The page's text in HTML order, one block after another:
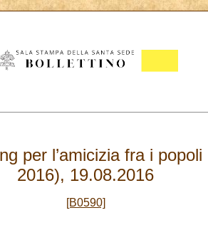
per l’amicizia fra i
2016), 19.08.2016
[B0590]